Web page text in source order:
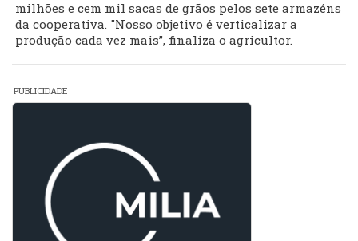
milhões e cem mil sacas de grãos pelos sete armazéns
da cooperativa. "Nosso objetivo é verticalizar a
produção cada vez mais”, finaliza o agricultor.
PUBLICIDADE